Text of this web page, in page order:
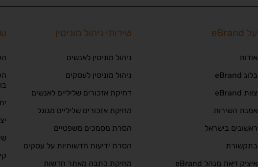
על eBrand
אודות
בלוג eBrand
צוות eBrand
אמנת השירות
ראשונים בישראל
בתקשורת
איציק זיאת מנהל eBrand
שירותי ניהול מוניטין
ניהול מוניטין לאנשים
ניהול מוניטין לעסקים
דחיקת אזכורים שליליים לאנשים
מחיקת אזכורים שליליים מגוגל
הסרת מסמכים משפטיים
הסרת ידיעות חדשותיות על עסקים
מחיקת כתבה מאתר חדשות